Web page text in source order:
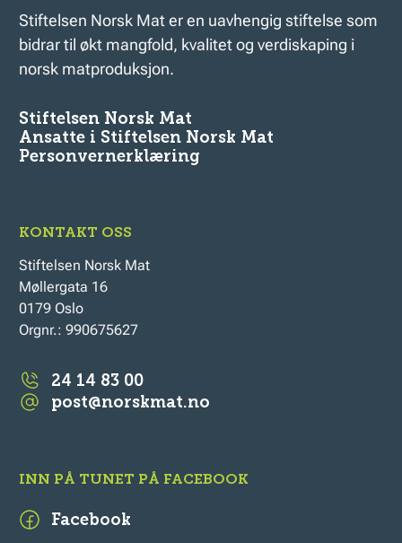
Stiftelsen Norsk Mat er en uavhengig stiftelse som
bidrar til økt mangfold, kvalitet og verdiskaping i
norsk matproduksjon.
Stiftelsen Norsk Mat
Ansatte i Stiftelsen Norsk Mat
Personvernerklæring
KONTAKT OSS
Stiftelsen Norsk Mat
Møllergata 16
0179 Oslo
Orgnr.: 990675627
24 14 83 00
post@norskmat.no
INN PÅ TUNET PÅ FACEBOOK
Facebook